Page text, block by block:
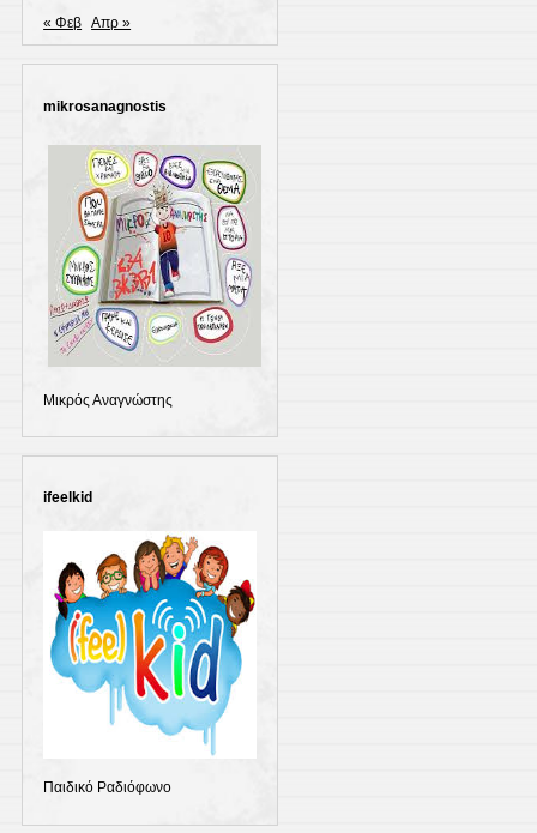
« Φεβ Απρ »
mikrosanagnostis
Μικρός Αναγνώστης
ifeelkid
Παιδικό Ραδιόφωνο